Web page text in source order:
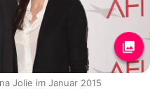
Jolie im Januar 2015